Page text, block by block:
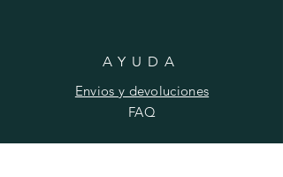
AYUDA
Envios y devoluciones
FAQ